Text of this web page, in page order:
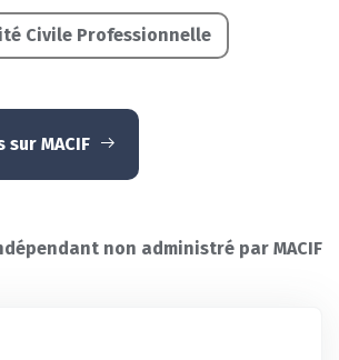
Civile Professionnelle
MACIF
non administré par MACIF